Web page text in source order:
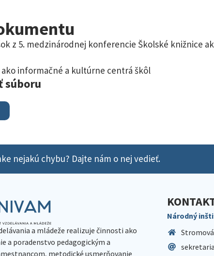
z 5. medzinárodnej konferencie Školské knižnice
informačné a kultúrne centrá škôl
súboru
nejakú chybu? Dajte nám o nej vedieť.
a mládeže realizuje činnosti ako
a poradenstvo pedagogickým a
metodické usmerňovanie
Národný